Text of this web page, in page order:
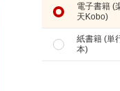
電子書籍 (
天Kobo)
紙書籍 (単
本)